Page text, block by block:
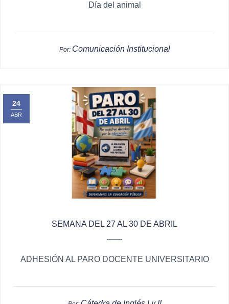
Día del animal
Por: Comunicación Institucional
24
ABR
SEMANA DEL 27 AL 30 DE ABRIL
ADHESIÓN AL PARO DOCENTE UNIVERSITARIO